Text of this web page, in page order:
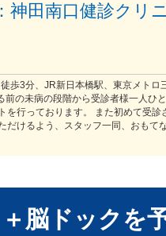
田南口健診クリ
歩3分、JR新日本橋駅、東京メトロ
の未病の段階から受診者様一人ひ
を行っております。 また初めて受診
だけるよう、スタッフ一同、おもて
脳ドック を